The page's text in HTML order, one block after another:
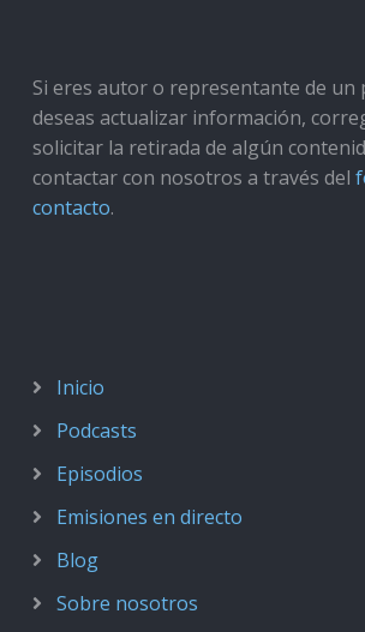
Si eres autor o representante de un
deseas actualizar información,
solicitar la retirada de algún
contactar con nosotros a través del
contacto.
Inicio
Podcasts
Episodios
Emisiones en directo
Blog
Sobre nosotros